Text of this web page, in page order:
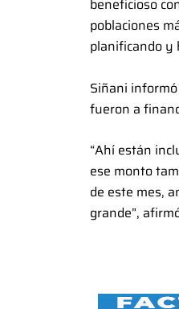
beneficioso
poblaciones
planificando y
Siñani
fueron a
“Ahí están
ese monto
de este mes,
grande”,